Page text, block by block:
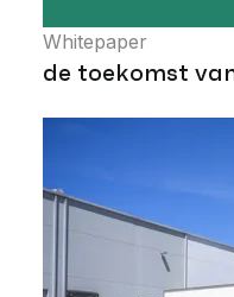
Whitepaper
de toekomst